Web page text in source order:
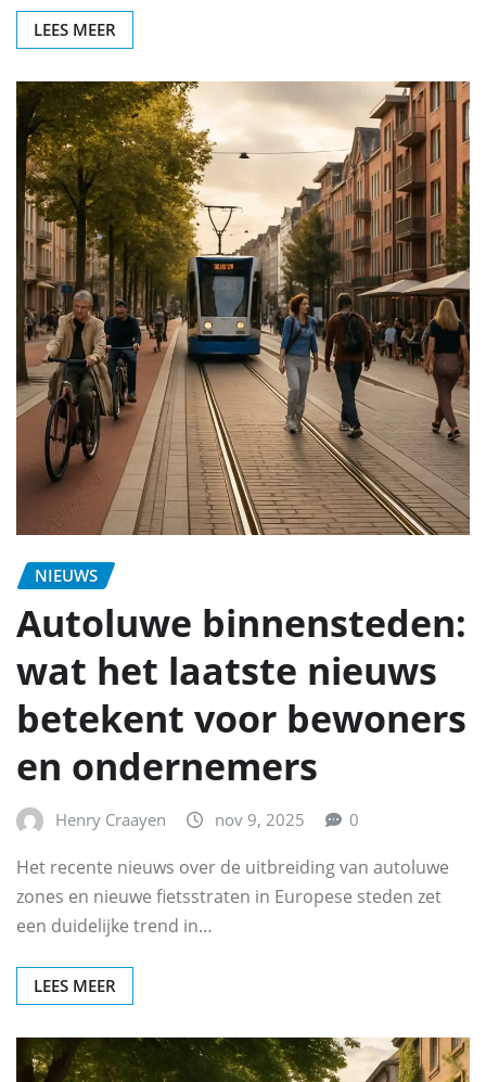
LEES MEER
NIEUWS
Autoluwe binnensteden:
wat het laatste nieuws
betekent voor bewoners
en ondernemers
Henry Craayen nov 9, 2025 0
Het recente nieuws over de uitbreiding van autoluwe
zones en nieuwe fietsstraten in Europese steden zet
een duidelijke trend in…
LEES MEER